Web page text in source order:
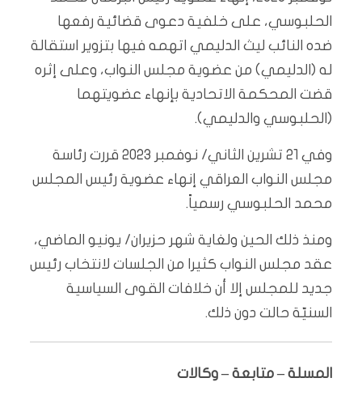
الحلبوسي، على خلفية دعوى قضائية رفعها
ضده النائب ليث الدليمي اتهمه فيها بتزوير استقالة
له (الدليمي) من عضوية مجلس النواب، وعلى إثره
قضت المحكمة الاتحادية بإنهاء عضويتهما
(الحلبوسي والدليمي).
وفي 21 تشرين الثاني/ نوفمبر 2023 قررت رئاسة
مجلس النواب العراقي إنهاء عضوية رئيس المجلس
محمد الحلبوسي رسمياً.
ومنذ ذلك الحين ولغاية شهر حزيران/ يونيو الماضي،
عقد مجلس النواب كثيرا من الجلسات لانتخاب رئيس
جديد للمجلس إلا أن خلافات القوى السياسية
السنيّة حالت دون ذلك.
المسلة – متابعة – وكالات